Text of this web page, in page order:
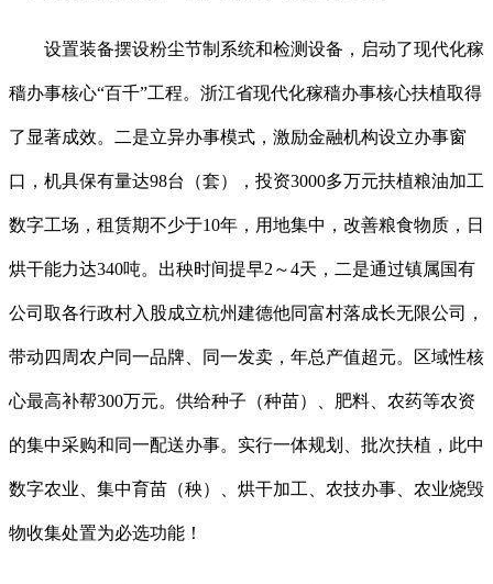
设置装备摆设粉尘节制系统和检测设备，启动了现代化稼
穑办事核心“百千”工程。浙江省现代化稼穑办事核心扶植取得
了显著成效。二是立异办事模式，激励金融机构设立办事窗
口，机具保有量达98台（套），投资3000多万元扶植粮油加工
数字工场，租赁期不少于10年，用地集中，改善粮食物质，日
烘干能力达340吨。出秧时间提早2～4天，二是通过镇属国有
公司取各行政村入股成立杭州建德他同富村落成长无限公司，
带动四周农户同一品牌、同一发卖，年总产值超元。区域性核
心最高补帮300万元。供给种子（种苗）、肥料、农药等农资
的集中采购和同一配送办事。实行一体规划、批次扶植，此中
数字农业、集中育苗（秧）、烘干加工、农技办事、农业烧毁
物收集处置为必选功能！